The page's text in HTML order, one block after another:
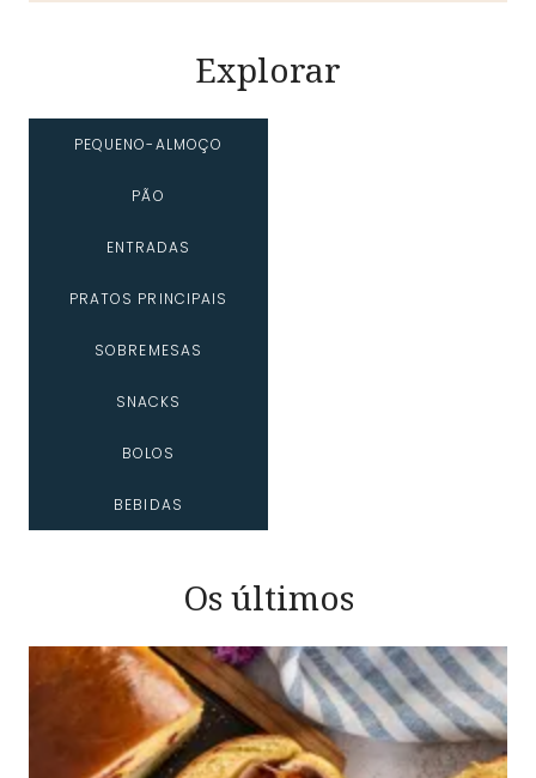
Explorar
PEQUENO-ALMOÇO
PÃO
ENTRADAS
PRATOS PRINCIPAIS
SOBREMESAS
SNACKS
BOLOS
BEBIDAS
Os últimos